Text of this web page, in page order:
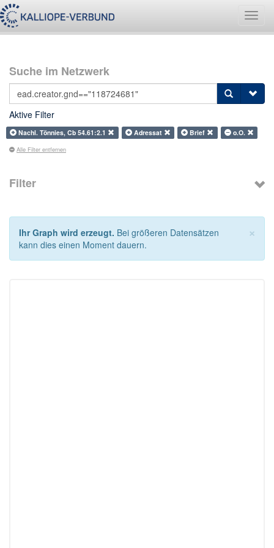
Suche im Netzwerk
Aktive Filter
Nachl. Tönnies, Cb 54.61:2.1 Adressat Brief o.O.
Alle Filter entfernen
Filter
×
Ihr Graph wird erzeugt. Bei größeren Datensätzen
kann dies einen Moment dauern.